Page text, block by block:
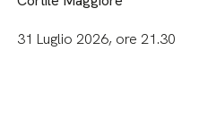
31 Luglio 2026, ore 21.30